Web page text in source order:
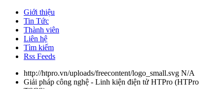
Giới thiệu
Tin Tức
Thành viên
Liên hệ
Tìm kiếm
Rss Feeds
http://htpro.vn/uploads/freecontent/logo_small.svg N/A
Giải pháp công nghệ - Linh kiện điện tử HTPro (HTPro